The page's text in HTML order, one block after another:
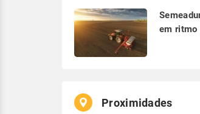
em ritmo
Proximidades